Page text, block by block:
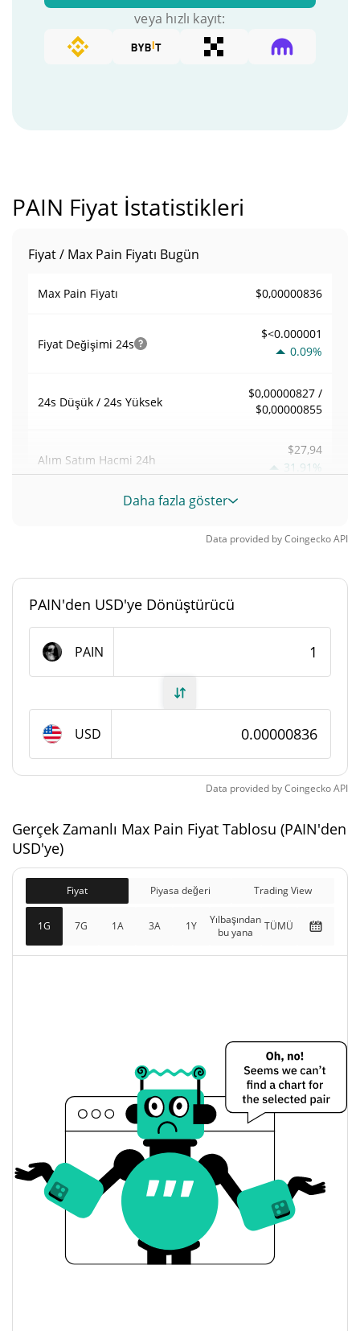
veya hızlı kayıt:
PAIN Fiyat İstatistikleri
Fiyat / Max Pain Fiyatı Bugün
Max Pain Fiyatı $0,00000836
Fiyat Değişimi 24s
$<0.000001
0.09%
24s Düşük / 24s Yüksek
$0,00000827 /
$0,00000855
Alım Satım Hacmi 24h
$27,94
31.91%
Hacim / Piyasa Değeri
Max Pain Arzı
Toplam Arz 999.729.547,788 PAIN
Piyasa Değeri
$8.357,1
Tamamen Seyreltilmiş
Piyasa değeri
$8.357,1
Dünkü Max Pain Fiyatı
$0,0000083018412 /
$0,0000084476497
Dünkü Değişim 0.18%
Bitcoin Fiyat Geçmişi
7g Düşük/7g Yüksek
$0,0000080484889 /
Daha fazla göster
Data provided byCoingeckoAPI
PAIN'den USD'ye Dönüştürücü
PAIN
USD
Data provided byCoingeckoAPI
Gerçek Zamanlı Max Pain Fiyat Tablosu (PAIN'den
USD'ye)
Fiyat Piyasa değeri Trading View
1G 7G 1A 3A 1Y
Yılbaşından
bu yana
TÜMÜ